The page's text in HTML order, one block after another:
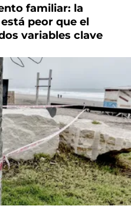
familiar: la
peor que el
variables clave